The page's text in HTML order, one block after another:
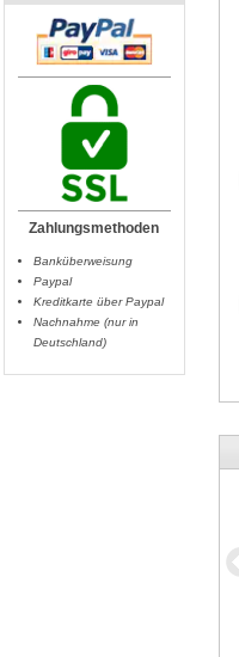
Zahlungsmethoden
Banküberweisung
Paypal
Kreditkarte über Paypal
Nachnahme (nur in
Deutschland)